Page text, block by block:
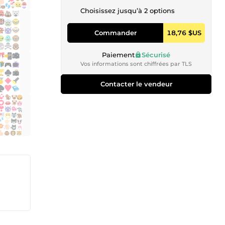
Choisissez jusqu’à 2 options
Commander 18,76 $US
Paiement Sécurisé
Vos informations sont chiffrées par TLS
Contacter le vendeur